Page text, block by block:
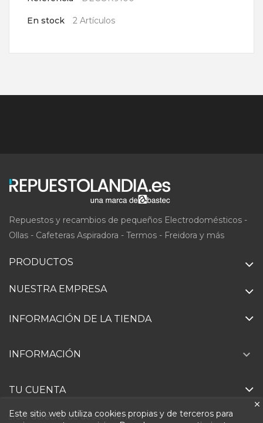
En stock 2 Artículos
Repuestos y recambios de pequeños Electrodomésticos -
Ollas - Cafeteras Aspiradora - Termos - Freidora y más
PRODUCTOS
NUESTRA EMPRESA
INFORMACIÓN DE LA TIENDA
Este sitio web utiliza cookies propias y de terceros para
INFORMACIÓN 
TU CUENTA
Ejercer derecho de desistimiento